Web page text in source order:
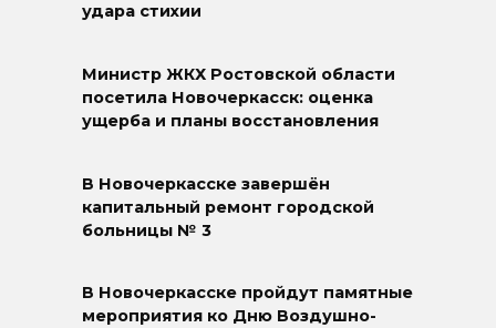
удара стихии
Министр ЖКХ Ростовской области
посетила Новочеркасск: оценка
ущерба и планы восстановления
В Новочеркасске завершён
капитальный ремонт городской
больницы № 3
В Новочеркасске пройдут памятные
мероприятия ко Дню Воздушно-